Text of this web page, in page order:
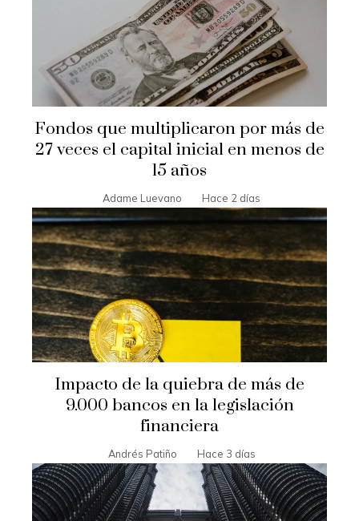
Fondos que multiplicaron por más de
27 veces el capital inicial en menos de
15 años
Adame Luevano Hace 2 días
Impacto de la quiebra de más de
9.000 bancos en la legislación
financiera
Andrés Patiño Hace 3 días